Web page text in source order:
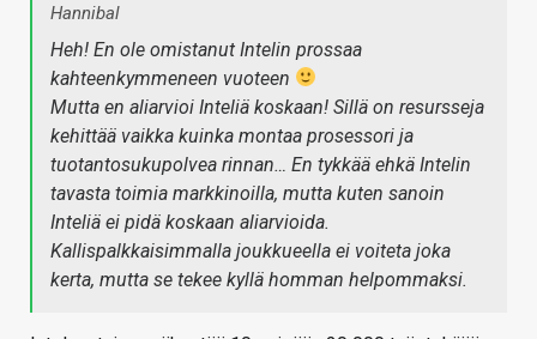
Hannibal
Heh! En ole omistanut Intelin prossaa
kahteenkymmeneen vuoteen
Mutta en aliarvioi Inteliä koskaan! Sillä on resursseja
kehittää vaikka kuinka montaa prosessori ja
tuotantosukupolvea rinnan… En tykkää ehkä Intelin
tavasta toimia markkinoilla, mutta kuten sanoin
Inteliä ei pidä koskaan aliarvioida.
Kallispalkkaisimmalla joukkueella ei voiteta joka
kerta, mutta se tekee kyllä homman helpommaksi.